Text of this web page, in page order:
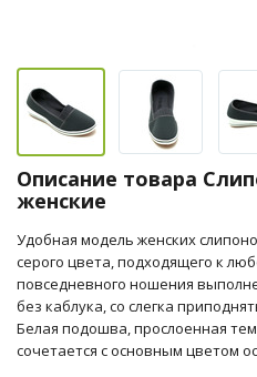
Описание товара
женские
Удобная модель женских
серого цвета, подходящего к
повседневного ношения
без каблука, со слегка
Белая подошва, прослоенная
сочетается с основным цветом